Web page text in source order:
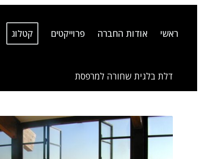
ראשי אודות החברה פרוייקטים קטלוג
דלת בלגית שחורה למרפסת